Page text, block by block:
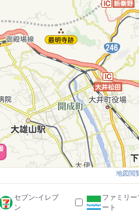
地図閲
セブン-イレブ
ン
ファミリー
ート